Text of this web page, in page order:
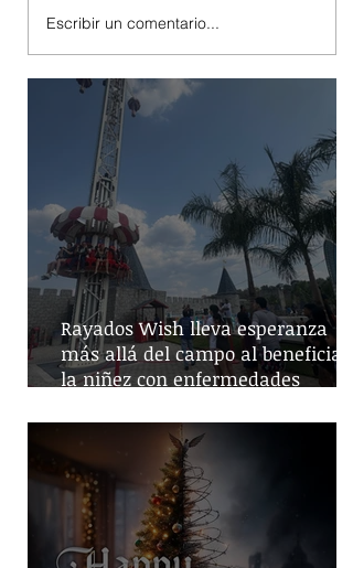
Escribir un comentario...
Rayados Wish lleva esperanza
más allá del campo al beneficiar a
la niñez con enfermedades